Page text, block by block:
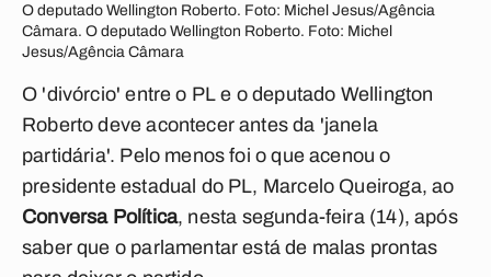
O deputado Wellington Roberto. Foto: Michel Jesus/Agência
Câmara. O deputado Wellington Roberto. Foto: Michel
Jesus/Agência Câmara
O 'divórcio' entre o PL e o deputado Wellington
Roberto deve acontecer antes da 'janela
partidária'. Pelo menos foi o que acenou o
presidente estadual do PL, Marcelo Queiroga, ao
Conversa Política, nesta segunda-feira (14), após
saber que o parlamentar está de malas prontas